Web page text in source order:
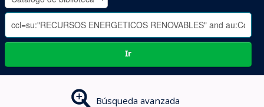
-
Ir
Búsqueda avanzada